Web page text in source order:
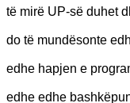
të mirë UP-së duhet
do të mundësonte
edhe hapjen e
edhe edhe